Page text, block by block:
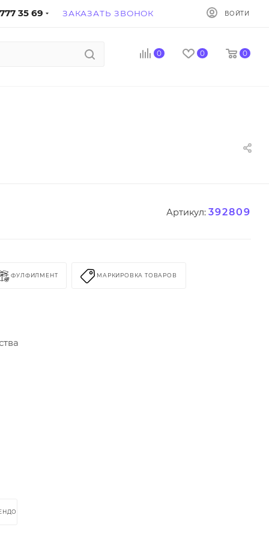
35 69 ЗАКАЗАТЬ ЗВОНОК ВОЙТИ
0 0 0
Артикул: 392809
ФУЛФИЛМЕНТ МАРКИРОВКА ТОВАРОВ